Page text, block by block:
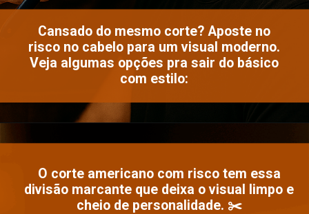
Cansado do mesmo corte? Aposte no
risco no cabelo para um visual moderno.
Veja algumas opções pra sair do básico
com estilo:
O corte americano com risco tem essa
divisão marcante que deixa o visual limpo e
cheio de personalidade. ✂️